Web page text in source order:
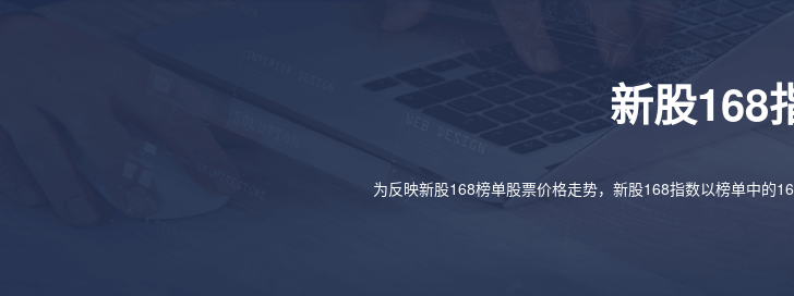
新股168
为反映新股168榜单股票价格走势，新股168指数以榜单中的